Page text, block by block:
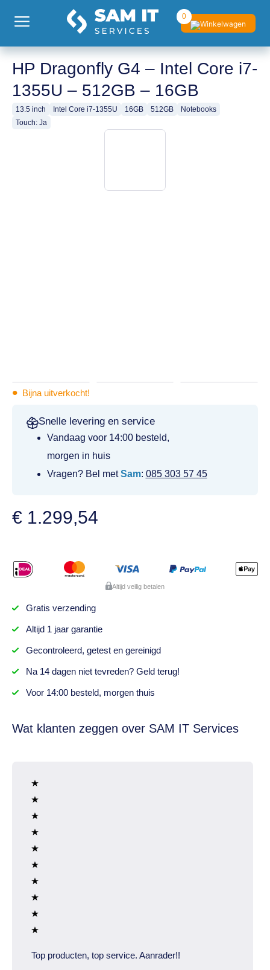
0
HP Dragonfly G4 – Intel Core i7-
1355U – 512GB – 16GB
13.5 inch Intel Core i7-1355U 16GB 512GB
Notebooks
Touch: Ja
• Bijna uitverkocht!
Snelle levering en service
Vandaag voor 14:00 besteld,
morgen in huis
Vragen? Bel metSam: 085 303 57 45
€ 1.299,54
Altijd veilig betalen
Gratis verzending
Altijd 1 jaargarantie
Gecontroleerd, getesten gereinigd
Na 14 dagenniet tevreden? Geld terug!
Voor 14:00 besteld, morgen thuis
Wat klanten zeggen over SAM IT Services
Top producten, top service. Aanrader!!